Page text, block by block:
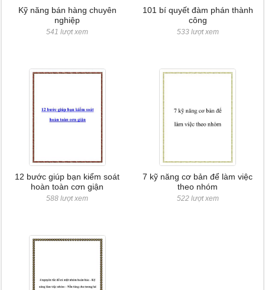
Kỹ năng bán hàng chuyên
nghiệp
541 lượt xem
101 bí quyết đàm phán thành
công
533 lượt xem
12 bước giúp bạn kiểm soát
hoàn toàn cơn giận
588 lượt xem
7 kỹ năng cơ bản để làm việc
theo nhóm
522 lượt xem